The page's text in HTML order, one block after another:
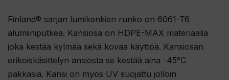
t
t
y
ä
k
Finland®️ sarjan lumikenkien runko on 6061-T6
alumiiniputkea. Kansiosa on HDPE-MAX materiaalia
joka kestää kylmää sekä kovaa käyttöä. Kansiosan
erikoiskäsittelyn ansiosta se kestää aina -45°C
pakkasia. Kansi on myös UV suojattu jolloin